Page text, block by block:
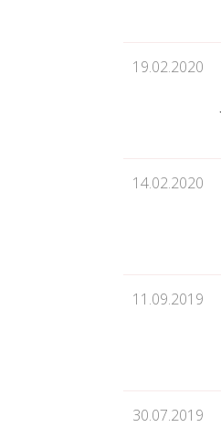
19.02.2020
14.02.2020
11.09.2019
30.07.2019